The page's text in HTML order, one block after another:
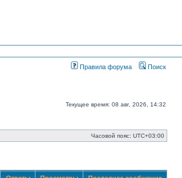
Правила форума Поиск
Текущее время: 08 авг, 2026, 14:32
Часовой пояс: UTC+03:00